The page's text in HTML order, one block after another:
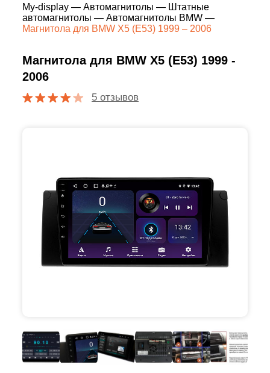
My-display — Автомагнитолы — Штатные
автомагнитолы — Автомагнитолы BMW —
Магнитола для BMW X5 (E53) 1999 – 2006
Магнитола для BMW X5 (E53) 1999 -
2006
5 отзывов